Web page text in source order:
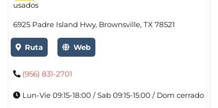
usados
6925 Padre Island Hwy, Brownsville, TX 78521
Ruta Web
(956) 831-2701
Lun-Vie 09:15-18:00 / Sab 09:15-15:00 / Dom cerrado